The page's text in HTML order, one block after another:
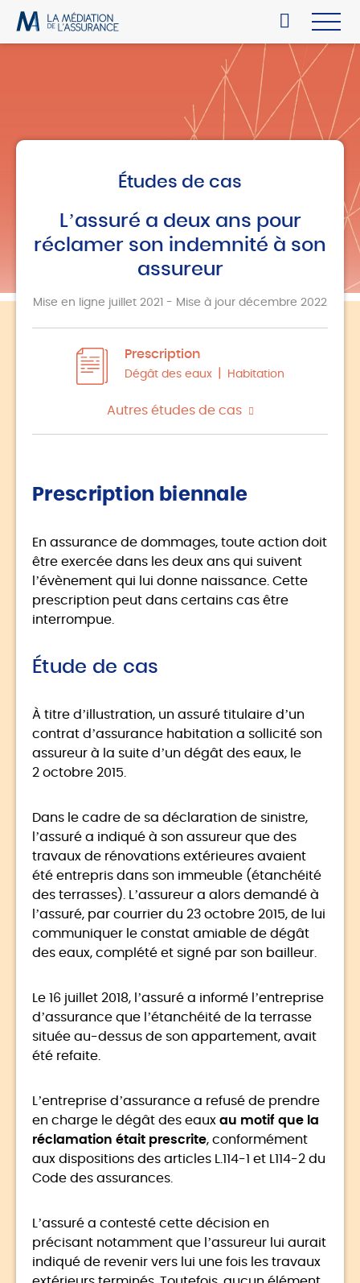
Études de cas
L’assuré a deux ans pour
réclamer son indemnité à son
assureur
Mise en ligne juillet 2021 - Mise à jour décembre 2022
Prescription
Dégât des eaux Habitation
Autres études de cas
Prescription biennale
En assurance de dommages, toute action doit
être exercée dans les deux ans qui suivent
l’évènement qui lui donne naissance. Cette
prescription peut dans certains cas être
interrompue.
Étude de cas
À titre d’illustration, un assuré titulaire d’un
contrat d’assurance habitation a sollicité son
assureur à la suite d’un dégât des eaux, le
2 octobre 2015.
Dans le cadre de sa déclaration de sinistre,
l’assuré a indiqué à son assureur que des
travaux de rénovations extérieures avaient
été entrepris dans son immeuble (étanchéité
des terrasses). L’assureur a alors demandé à
l’assuré, par courrier du 23 octobre 2015, de lui
communiquer le constat amiable de dégât
des eaux, complété et signé par son bailleur.
Le 16 juillet 2018, l’assuré a informé l’entreprise
d’assurance que l’étanchéité de la terrasse
située au-dessus de son appartement, avait
été refaite.
L’entreprise d’assurance a refusé de prendre
en charge le dégât des eaux au motif que la
réclamation était prescrite, conformément
aux dispositions des articles L.114-1 et L114-2 du
Code des assurances.
L’assuré a contesté cette décision en
précisant notamment que l’assureur lui aurait
indiqué de revenir vers lui une fois les travaux